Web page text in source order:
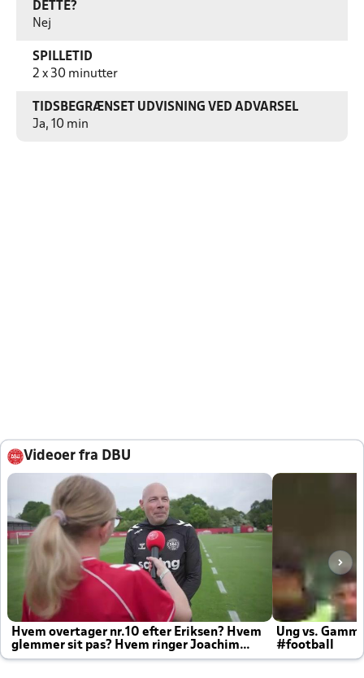
DETTE?
Nej
SPILLETID
2 x 30 minutter
TIDSBEGRÆNSET UDVISNING VED ADVARSEL
Ja, 10 min
Videoer fra DBU
Hvem overtager nr.10 efter Eriksen? Hvem
glemmer sit pas? Hvem ringer Joachim
altid til efter kampe?
Ung vs.
#football